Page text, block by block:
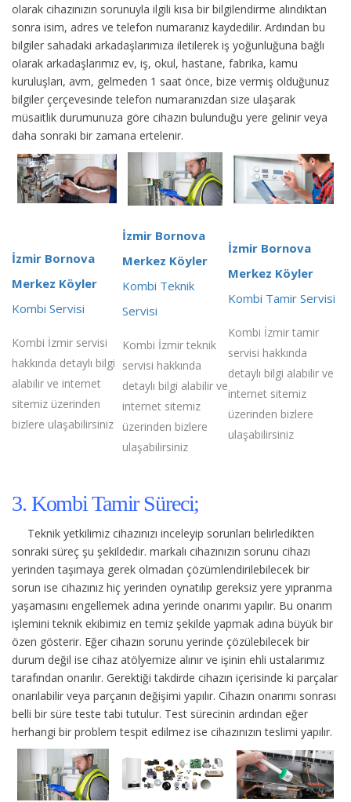
olarak cihazınızın sorunuyla ilgili kısa bir bilgilendirme alındıktan
sonra isim, adres ve telefon numaranız kaydedilir. Ardından bu
bilgiler sahadaki arkadaşlarımıza iletilerek iş yoğunluğuna bağlı
olarak arkadaşlarımız ev, iş, okul, hastane, fabrika, kamu
kuruluşları, avm, gelmeden 1 saat önce, bize vermiş olduğunuz
bilgiler çerçevesinde telefon numaranızdan size ulaşarak
müsaitlik durumunuza göre cihazın bulunduğu yere gelinir veya
daha sonraki bir zamana ertelenir.
İzmir Bornova
Merkez Köyler
Kombi Servisi
Kombi İzmir servisi
hakkında detaylı bilgi
alabilir ve internet
sitemiz üzerinden
bizlere ulaşabilirsiniz
İzmir Bornova
Merkez Köyler
Kombi Teknik
Servisi
Kombi İzmir teknik
servisi hakkında
detaylı bilgi alabilir ve
internet sitemiz
üzerinden bizlere
ulaşabilirsiniz
İzmir Bornova
Merkez Köyler
Kombi Tamir Servisi
Kombi İzmir tamir
servisi hakkında
detaylı bilgi alabilir ve
internet sitemiz
üzerinden bizlere
ulaşabilirsiniz
3. Kombi Tamir Süreci;
Teknik yetkilimiz cihazınızı inceleyip sorunları belirledikten
sonraki süreç şu şekildedir. markalı cihazınızın sorunu cihazı
yerinden taşımaya gerek olmadan çözümlendirilebilecek bir
sorun ise cihazınız hiç yerinden oynatılıp gereksiz yere yıpranma
yaşamasını engellemek adına yerinde onarımı yapılır. Bu onarım
işlemini teknik ekibimiz en temiz şekilde yapmak adına büyük bir
özen gösterir. Eğer cihazın sorunu yerinde çözülebilecek bir
durum değil ise cihaz atölyemize alınır ve işinin ehli ustalarımız
tarafından onarılır. Gerektiği takdirde cihazın içerisinde ki parçalar
onarılabilir veya parçanın değişimi yapılır. Cihazın onarımı sonrası
belli bir süre teste tabi tutulur. Test sürecinin ardından eğer
herhangi bir problem tespit edilmez ise cihazınızın teslimi yapılır.